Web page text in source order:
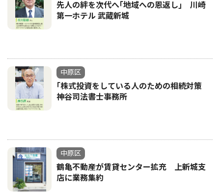
先人の絆を次代へ｢地域への恩返し｣ 川崎
第一ホテル 武蔵新城
中原区
｢株式投資をしている人のための相続対策
神谷司法書士事務所
中原区
鶴亀不動産が賃貸センター拡充 上新城支
店に業務集約